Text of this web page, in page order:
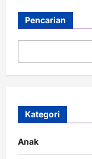
dan
Pencarian
Kategori
Anak